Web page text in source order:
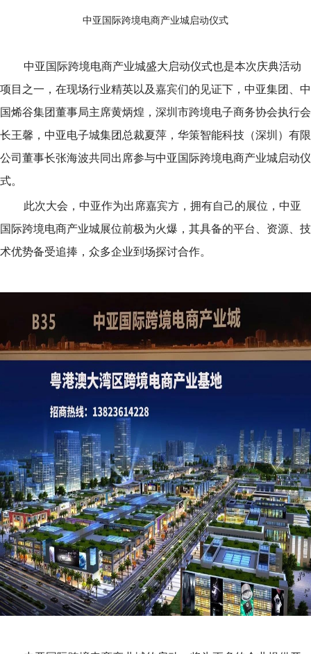
中亚国际跨境电商产业城启动仪式
中亚国际跨境电商产业城盛大启动仪式也是本次庆典活动
项目之一，在现场行业精英以及嘉宾们的见证下，中亚集团、中
国烯谷集团董事局主席黄炳煌，深圳市跨境电子商务协会执行会
长王馨，中亚电子城集团总裁夏萍，华策智能科技（深圳）有限
公司董事长张海波共同出席参与中亚国际跨境电商产业城启动仪
式。
此次大会，中亚作为出席嘉宾方，拥有自己的展位，中亚
国际跨境电商产业城展位前极为火爆，其具备的平台、资源、技
术优势备受追捧，众多企业到场探讨合作。